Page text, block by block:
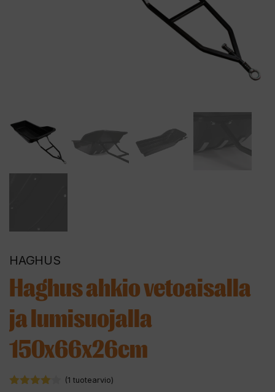
HAGHUS
Haghus ahkio vetoaisalla
ja lumisuojalla
150x66x26cm
(1 tuotearvio)